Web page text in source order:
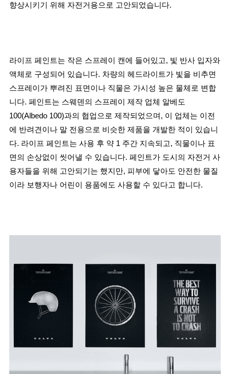
향상시키기 위해 자전거용으로 고안되었습니다.
라이프 페인트는 작은 스프레이 캔에 들어있고, 빛 반사 입자와
액체로 구성되어 있습니다. 차량의 헤드라이트가 빛을 비추면
스프레이가 뿌려진 표면이나 직물은 가시성 높은 물체로 변합
니다. 페인트는 스웨덴의 스프레이 제작 업체 알베도
100(Albedo 100)과의 협업으로 제작되었으며, 이 업체는 이전
에 반려견이나 말 전용으로 비슷한 제품을 개발한 적이 있습니
다. 라이프 페인트는 사용 후 약 1 주간 지속되고, 직물이나 표
면의 손상없이 씻어낼 수 있습니다. 페인트가 도시의 자전거 사
용자들을 위해 고안되기는 했지만, 피부에 닿아도 안전한 물질
이라 보행자나 어린이 용품에도 사용할 수 있다고 합니다.